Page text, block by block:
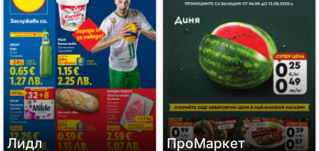
Лидл ПроМаркет